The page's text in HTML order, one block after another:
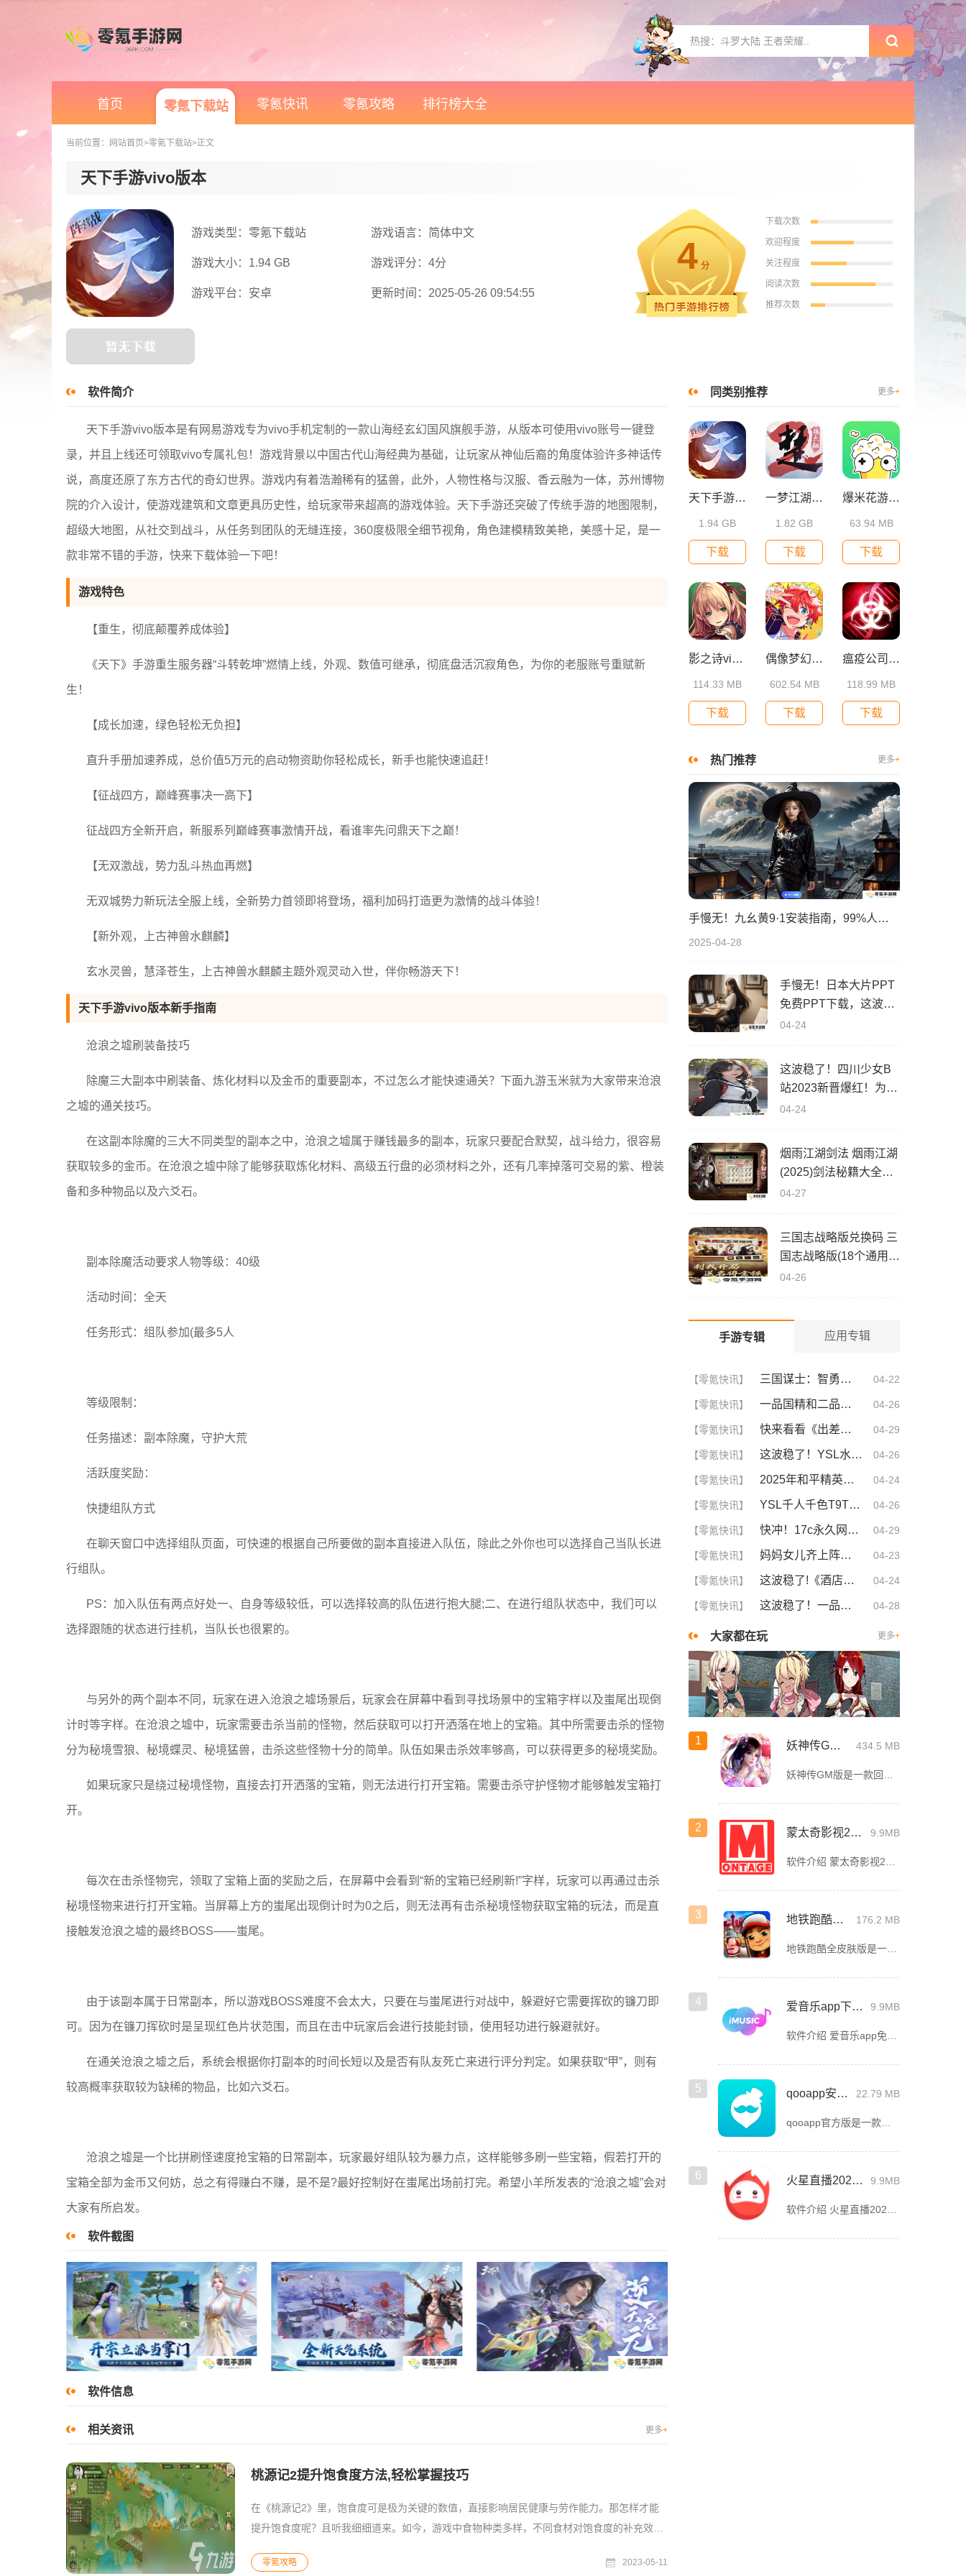
首页 零氪下载站 零氪快讯 零氪攻略 排行榜大全
当前位置： 网站首页>零氪下载站>正文
天下手游vivo版本
游戏类型：零氪下载站 游戏语言：简体中文
游戏大小：1.94 GB 游戏评分：4分
游戏平台：安卓 更新时间：2025-05-26 09:54:55
4 分
下载次数
欢迎程度
关注程度
阅读次数
推荐次数
软件简介
天下手游vivo版本是有网易游戏专为vivo手机定制的一款山海经玄幻国风旗舰手游，从版本可使用vivo账号一键登
录，并且上线还可领取vivo专属礼包！游戏背景以中国古代山海经典为基础，让玩家从神仙后裔的角度体验许多神话传
说，高度还原了东方古代的奇幻世界。游戏内有着浩瀚稀有的猛兽，此外，人物性格与汉服、香云融为一体，苏州博物
院的介入设计，使游戏建筑和文章更具历史性，给玩家带来超高的游戏体验。天下手游还突破了传统手游的地图限制，
超级大地图，从社交到战斗，从任务到团队的无缝连接，360度极限全细节视角，角色建模精致美艳，美感十足，是一
款非常不错的手游，快来下载体验一下吧！
游戏特色
【重生，彻底颠覆养成体验】
《天下》手游重生服务器“斗转乾坤”燃情上线，外观、数值可继承，彻底盘活沉寂角色，为你的老服账号重赋新
生！
【成长加速，绿色轻松无负担】
直升手册加速养成，总价值5万元的启动物资助你轻松成长，新手也能快速追赶！
【征战四方，巅峰赛事决一高下】
征战四方全新开启，新服系列巅峰赛事激情开战，看谁率先问鼎天下之巅！
【无双激战，势力乱斗热血再燃】
无双城势力新玩法全服上线，全新势力首领即将登场，福利加码打造更为激情的战斗体验！
【新外观，上古神兽水麒麟】
玄水灵兽，慧泽苍生，上古神兽水麒麟主题外观灵动入世，伴你畅游天下！
天下手游vivo版本新手指南
沧浪之墟刷装备技巧
除魔三大副本中刷装备、炼化材料以及金币的重要副本，不过怎么才能快速通关？下面九游玉米就为大家带来沧浪
之墟的通关技巧。
在这副本除魔的三大不同类型的副本之中，沧浪之墟属于赚钱最多的副本，玩家只要配合默契，战斗给力，很容易
获取较多的金币。在沧浪之墟中除了能够获取炼化材料、高级五行盘的必须材料之外，还有几率掉落可交易的紫、橙装
备和多种物品以及六爻石。
副本除魔活动要求人物等级：40级
活动时间：全天
任务形式：组队参加(最多5人
等级限制：
任务描述：副本除魔，守护大荒
活跃度奖励：
快捷组队方式
在聊天窗口中选择组队页面，可快速的根据自己所要做的副本直接进入队伍，除此之外你也可以选择自己当队长进
行组队。
PS：加入队伍有两点好处一、自身等级较低，可以选择较高的队伍进行抱大腿;二、在进行组队状态中，我们可以
选择跟随的状态进行挂机，当队长也很累的。
与另外的两个副本不同，玩家在进入沧浪之墟场景后，玩家会在屏幕中看到寻找场景中的宝箱字样以及蚩尾出现倒
计时等字样。在沧浪之墟中，玩家需要击杀当前的怪物，然后获取可以打开洒落在地上的宝箱。其中所需要击杀的怪物
分为秘境雪狼、秘境蝶灵、秘境猛兽，击杀这些怪物十分的简单。队伍如果击杀效率够高，可以获得更多的秘境奖励。
如果玩家只是绕过秘境怪物，直接去打开洒落的宝箱，则无法进行打开宝箱。需要击杀守护怪物才能够触发宝箱打
开。
每次在击杀怪物完，领取了宝箱上面的奖励之后，在屏幕中会看到“新的宝箱已经刷新!”字样，玩家可以再通过击杀
秘境怪物来进行打开宝箱。当屏幕上方的蚩尾出现倒计时为0之后，则无法再有击杀秘境怪物获取宝箱的玩法，而是直
接触发沧浪之墟的最终BOSS——蚩尾。
由于该副本属于日常副本，所以游戏BOSS难度不会太大，只要在与蚩尾进行对战中，躲避好它需要挥砍的镰刀即
可。因为在镰刀挥砍时是呈现红色片状范围，而且在击中玩家后会进行技能封锁，使用轻功进行躲避就好。
在通关沧浪之墟之后，系统会根据你打副本的时间长短以及是否有队友死亡来进行评分判定。如果获取“甲”，则有
较高概率获取较为缺稀的物品，比如六爻石。
沧浪之墟是一个比拼刷怪速度抢宝箱的日常副本，玩家最好组队较为暴力点，这样能够多刷一些宝箱，假若打开的
宝箱全部为金币又何妨，总之有得赚白不赚，是不是?最好控制好在蚩尾出场前打完。希望小羊所发表的“沧浪之墟”会对
大家有所启发。
软件截图
软件信息
相关资讯 更多+
桃源记2提升饱食度方法,轻松掌握技巧
在《桃源记2》里，饱食度可是极为关键的数值，直接影响居民健康与劳作能力。那怎样才能
提升饱食度呢？且听我细细道来。如今，游戏中食物种类多样，不同食材对饱食度的补充效果
零氪攻略 2023-05-11
同类别推荐 更多+
天下手游vivo版本
1.94 GB
下载
一梦江湖小米版
1.82 GB
下载
爆米花游戏盒
63.94 MB
下载
影之诗vivo渠道服
114.33 MB
下载
偶像梦幻祭2华为版
602.54 MB
下载
瘟疫公司手机版
118.99 MB
下载
热门推荐 更多+
手慢无！九幺黄9·1安装指南，99%人不知道的操作技巧！
2025-04-28
手慢无！日本大片PPT
免费PPT下载，这波稳
了！速来拿！
04-24
这波稳了！四川少女B
站2023新晋爆红！为什
么她的内容这么吸睛？
04-24
烟雨江湖剑法 烟雨江湖
(2025)剑法秘籍大全获
得途径
04-27
三国志战略版兑换码 三
国志战略版(18个通用礼
包)兑换码2025最新有
04-26
手游专辑 应用专辑
【零氪快讯】 三国谋士：智勇双全的幕后英雄 04-22
【零氪快讯】 一品国精和二品国精的文化意义！为何他们如此独特？你绝对不知道的深层背景 04-26
【零氪快讯】 快来看看《出差的日子》叶爱背后的深刻故事！竟然让人泪崩的原因 04-29
【零氪快讯】 这波稳了！YSL水蜜桃86满十八和88区别，背后暗藏的秘密你知道吗？ 04-26
【零氪快讯】 2025年和平精英CDKEY兑换码领取方法及使用技巧 04-24
【零氪快讯】 YSL千人千色T9T9T9T9T9MBA！揭秘背后的设计秘密，难怪网友都在疯传！ 04-26
【零氪快讯】 快冲！17c永久网名你不可不知的3大秘诀！| 成为网名大神的终极指南 04-29
【零氪快讯】 妈妈女儿齐上阵！这5大策略让你们关系更亲密，感情升温不可挡！ 04-23
【零氪快讯】 这波稳了!《酒店激战》1-5集免费观看中文版，网友疯狂推荐！ 04-24
【零氪快讯】 这波稳了！一品国精和二品国精的文化意义深度解析！谁懂啊 04-28
大家都在玩 更多+
1 妖神传GM版 434.5 MB
妖神传GM版是一款回合制仙侠ARPG游戏，游戏画风可爱Q萌，建模也非常精致。虽是一款回合制游戏，但是在游戏局外，玩家可以自由的在辽阔的地图内玩耍探索，3D全景视角，不放过每一个风景。更有可爱的骑宠供玩
2 蒙太奇影视2025最新版本下载 9.9MB
软件介绍 蒙太奇影视2025最新版本是一款全面升级的追剧看片软件。它整合了好多不同平台的影视资源，让我们不
3 地铁跑酷全皮肤版 176.2 MB
地铁跑酷全皮肤版是一款趣味性十足的休闲跑酷游戏，该游戏全3D酷跑，环游世界，每一个版本都会带你观赏一个城市的风采，全世界所有城市，在游戏中都有可能遇见，特色的地铁、特色的城市美景，在你眼中大方光彩，以
4 爱音乐app下载免费版 9.9MB
软件介绍 爱音乐app免费版是一款音乐播放软件，旨在为用户提供高品质的音乐体验。无论是流行音乐、古典乐、摇
5 qooapp安卓版 22.79 MB
qooapp官方版是一款面向全球的二次元游戏资讯平台，它融合玩家社群、媒体资讯、游戏商店于一体，旨在汇聚全球热爱ACG的玩家，为他们创造有趣有爱有价值的产品和服务。为二次元游戏爱好者提供上万款游戏下载
6 火星直播2025最新版 9.9MB
软件介绍 火星直播2025最新版是一款内容精彩的直播平台，全天24小时带来不间断的直播可观看。包含数十种截